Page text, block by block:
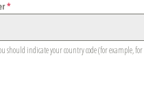
*
should indicate your country code (for example,